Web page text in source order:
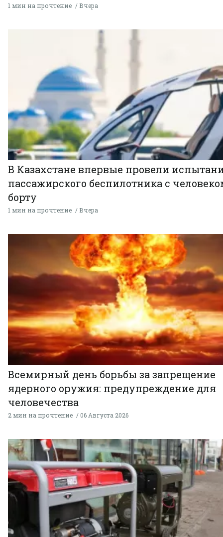
1 мин на прочтение Вчера
В Казахстане впервые провели
пассажирского беспилотника с
борту
1 мин на прочтение Вчера
Всемирный день борьбы за запрещение
ядерного оружия: предупреждение для
человечества
2 мин на прочтение 06 Августа 2026